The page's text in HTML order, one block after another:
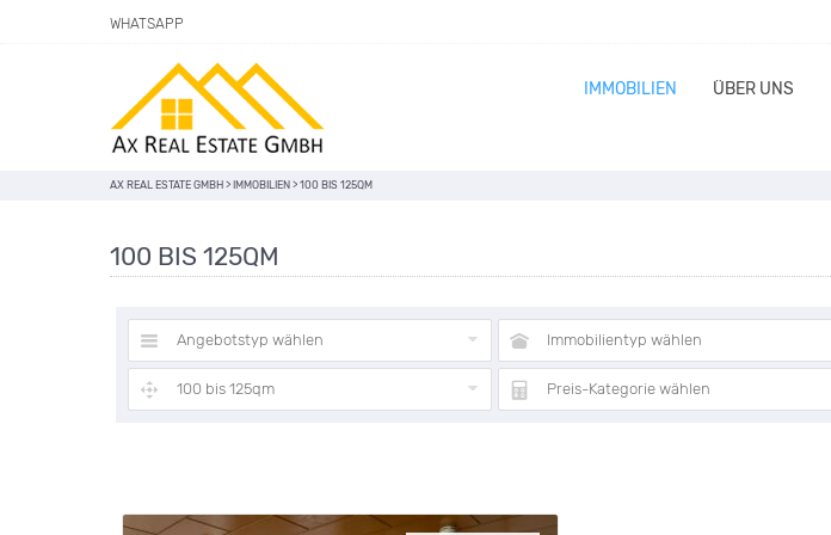
WHATSAPP
IMMOBILIEN ÜBER UNS
AX REAL ESTATE GMBH > IMMOBILIEN > 100 BIS 125QM
100 BIS 125QM
Angebotstyp wählen Immobilientyp wählen
100 bis 125qm Preis-Kategorie wählen